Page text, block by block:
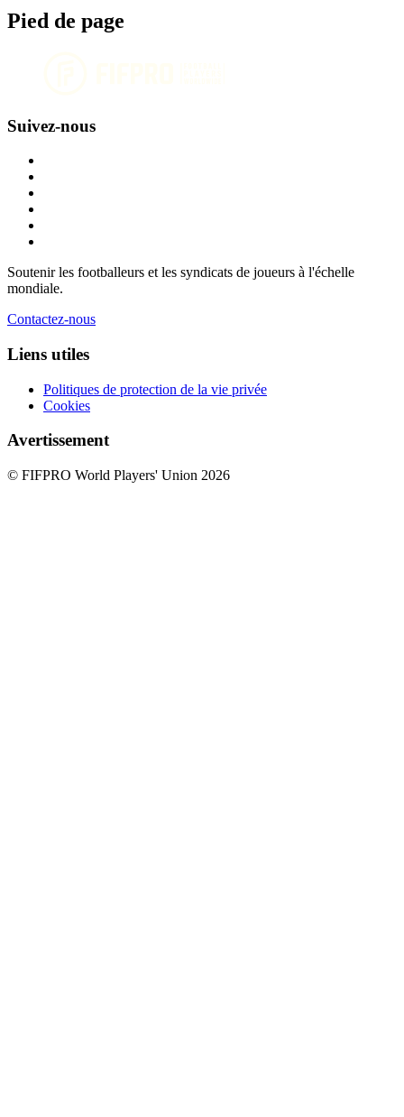
Pied de page
Suivez-nous
Soutenir les footballeurs et les syndicats de joueurs à l'échelle
mondiale.
Contactez-nous
Liens utiles
Politiques de protection de la vie privée
Cookies
Avertissement
© FIFPRO World Players' Union 2026